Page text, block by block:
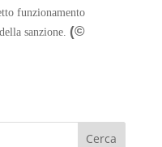
funzionamento
sanzione. (©